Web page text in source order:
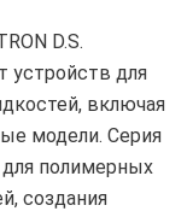
D.S.
устройств для
включая
модели. Серия
полимерных
создания